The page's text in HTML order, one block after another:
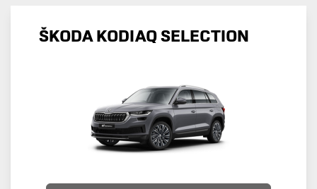
ŠKODA KODIAQ SELECTION